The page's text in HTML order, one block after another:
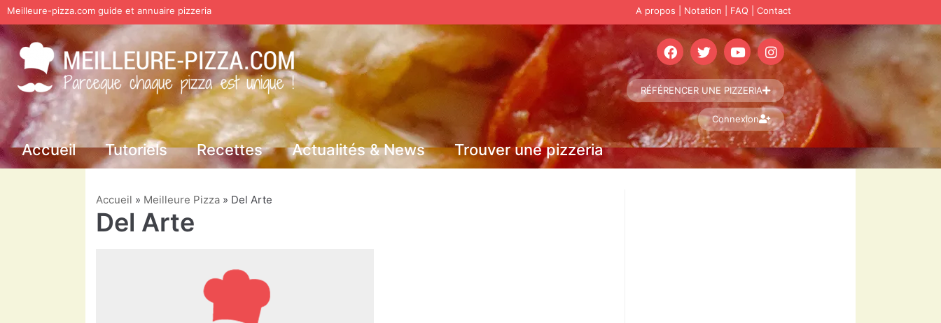
Aller
au
contenu
Meilleure-pizza.com guide et annuaire pizzeria A propos Notation FAQ Contact
RÉFÉRENCER UNE PIZZERIA
Connexion
Accueil Tutoriels Recettes Actualités & News Trouver une pizzeria
Accueil » Meilleure Pizza » Del Arte
Del Arte